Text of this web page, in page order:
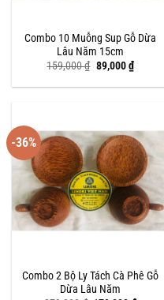
Combo 10 Muỗng Sup Gỗ Dừa
Lâu Năm 15cm
159,000₫ Giá
gốc
là:
89,000₫Giá
hiện
tại
-36%
Combo 2 Bộ Ly Tách Cà Phê Gỗ
Dừa Lâu Năm